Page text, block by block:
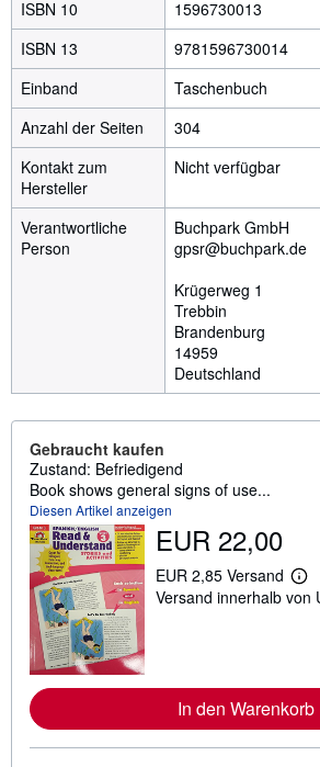
ISBN 10
1596730013
ISBN 13
9781596730014
Einband
Taschenbuch
Anzahl der Seiten
304
Kontakt zum
Hersteller
Nicht verfügbar
Verantwortliche
Person
Buchpark GmbH
gpsr@buchpark.de
Krügerweg 1
Trebbin
Brandenburg
14959
Deutschland
Gebraucht kaufen
Zustand: Befriedigend
Book shows general signs of use...
Diesen Artikel anzeigen
EUR 22,00
EUR 2,85 Versand
W
e
n
f
o
Versand innerhalb von
In den Warenkorb